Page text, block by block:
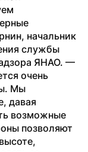
начальник
службы
ЯНАО. —
очень
Мы
давая
возможные
позволяют